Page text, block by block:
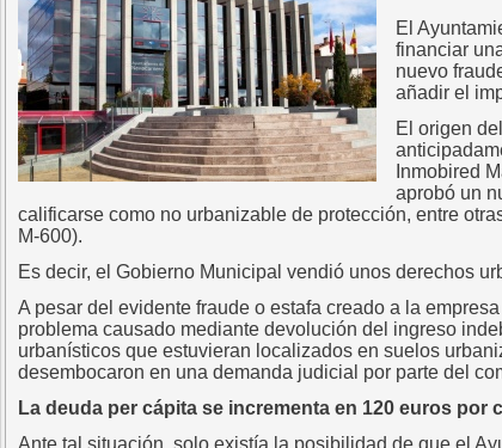
El
financiar
nuevo
añadir el
El origen
Inmobired
aprobó un
calificarse como no urbanizable de protección, entre
M-600).
Es decir, el Gobierno Municipal vendió unos derechos
A pesar del evidente fraude o estafa creado a la
problema causado mediante devolución del ingreso
urbanísticos que estuvieran localizados en suelos
desembocaron en una demanda judicial por parte del
La deuda per cápita se incrementa en 120 euros por
Ante tal situación, solo existía la posibilidad de que el